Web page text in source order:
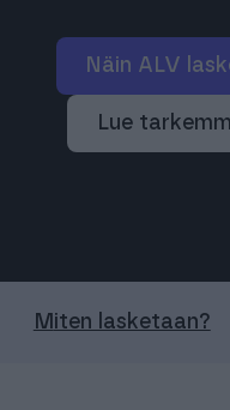
Näin ALV
Lue
Miten lasketaan?